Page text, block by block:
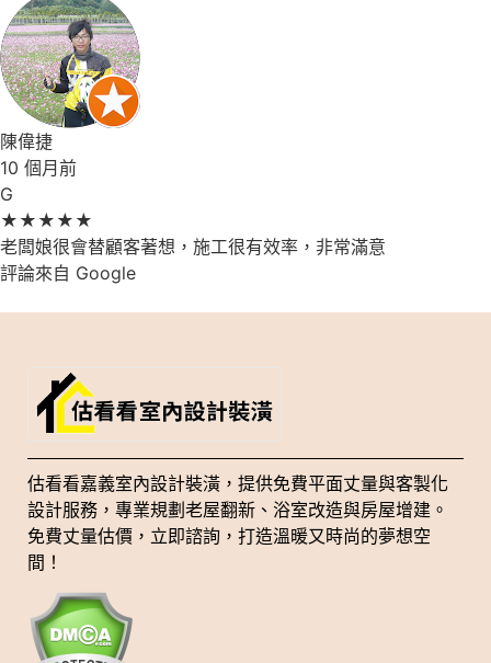
陳偉捷
10 個月前
G
★ ★ ★ ★ ★
老闆娘很會替顧客著想，施工很有效率，非常滿意
評論來自 Google
估看看嘉義室內設計裝潢，提供免費平面丈量與客製化
設計服務，專業規劃老屋翻新、浴室改造與房屋增建。
免費丈量估價，立即諮詢，打造溫暖又時尚的夢想空
間！